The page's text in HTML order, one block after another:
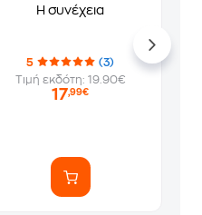
Η συνέχεια
5
(3)
Τιμή εκδότη: 19.90€
17,99€